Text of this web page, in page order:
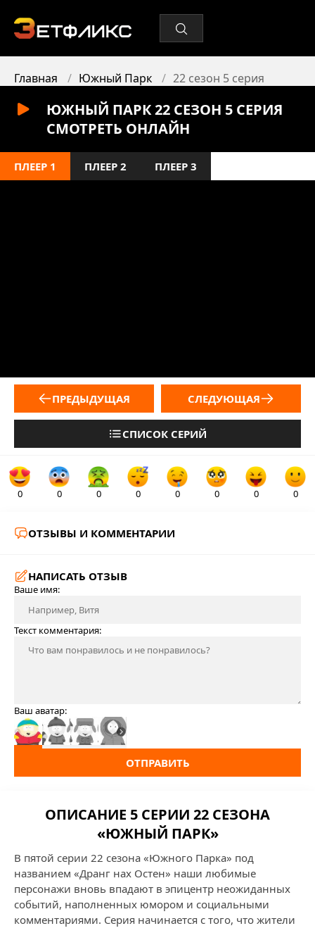
Главная Южный Парк 22 сезон 5 серия
ЮЖНЫЙ ПАРК 22 СЕЗОН 5 СЕРИЯ
СМОТРЕТЬ ОНЛАЙН
ПЛЕЕР 1 ПЛЕЕР 2 ПЛЕЕР 3
ПРЕДЫДУЩАЯ
СПИСОК СЕРИЙ
СЛЕДУЮЩАЯ
0 0 0 0 0 0 0 0
ОТЗЫВЫ И КОММЕНТАРИИ
НАПИСАТЬ ОТЗЫВ
Ваше имя:
Текст комментария:
Ваш аватар:
ОТПРАВИТЬ
ОПИСАНИЕ 5 СЕРИИ 22 СЕЗОНА
«ЮЖНЫЙ ПАРК»
В пятой серии 22 сезона «Южного Парка» под
названием «Дранг нах Остен» наши любимые
персонажи вновь впадают в эпицентр неожиданных
событий, наполненных юмором и социальными
комментариями. Серия начинается с того, что жители